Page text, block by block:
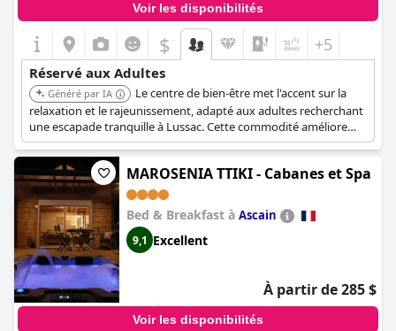
Voir les disponibilités
$ +5
Réservé aux Adultes
Généré par IA
Le centre de bien-être met l'accent sur la
relaxation et le rajeunissement, adapté aux adultes recherchant
une escapade tranquille à Lussac. Cette commodité améliore
l'expérience axée sur les adultes.
MAROSENIA TTIKI - Cabanes et Spa
Bed & Breakfast à Ascain
9,1 Excellent
À partir de 285 $
Voir les disponibilités